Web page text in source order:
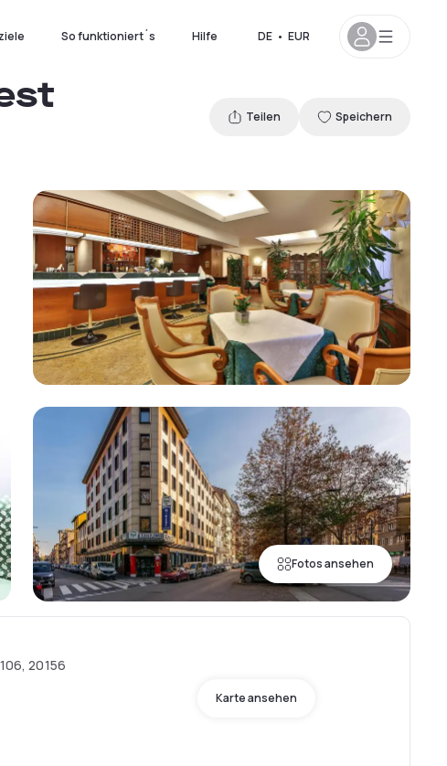
So funktioniert´s Hilfe DE • EUR
Fotos ansehen
Teilen Speichern
20156
Karte ansehen